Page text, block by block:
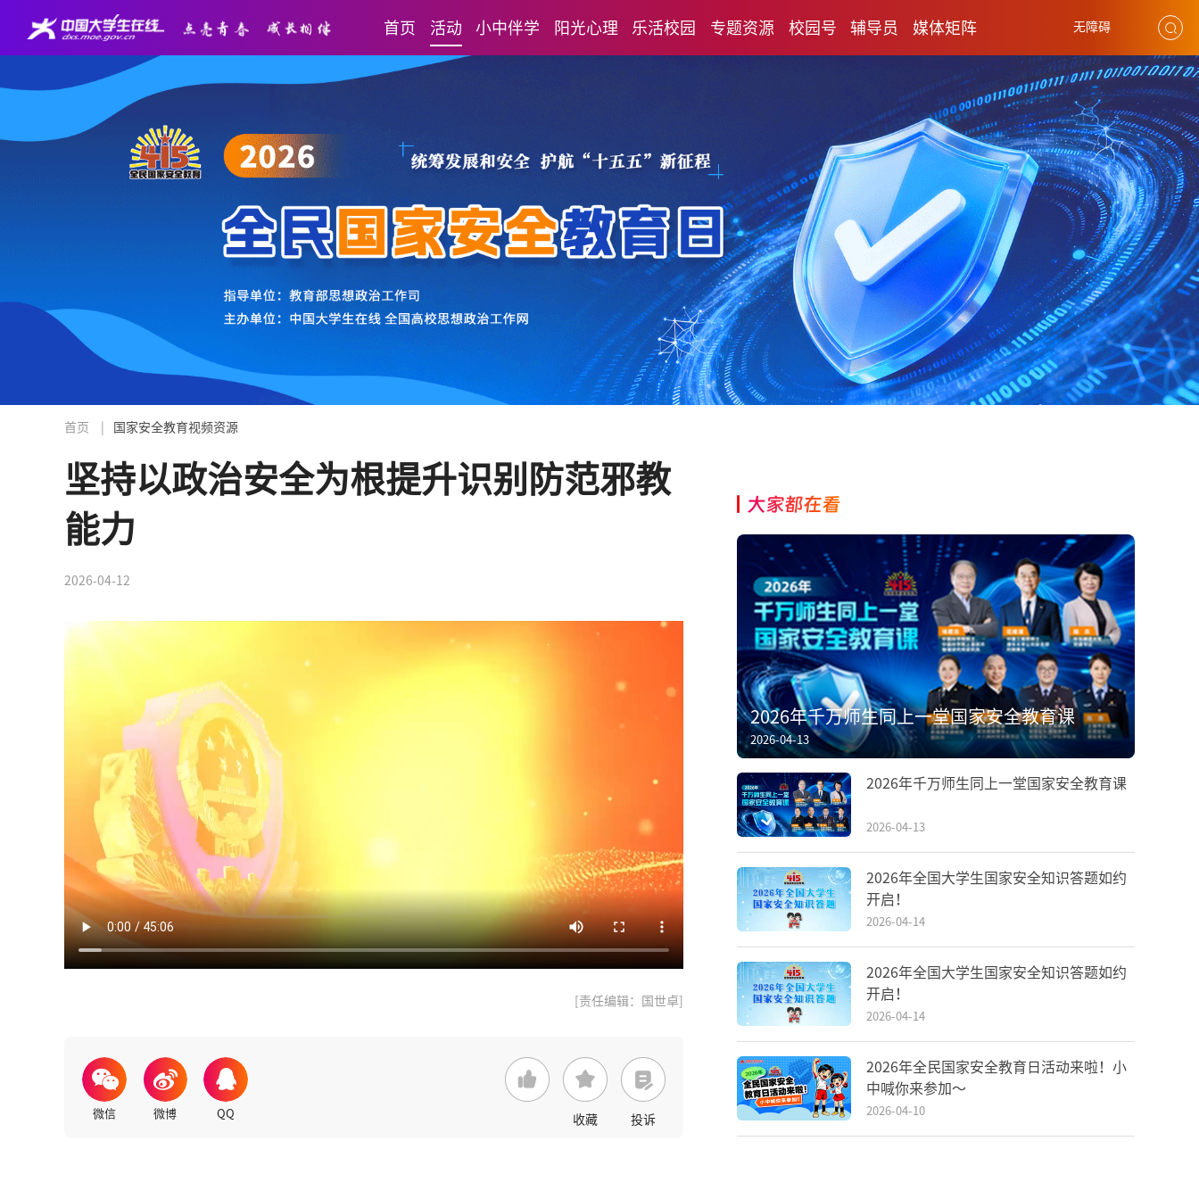
首页 活动 小中伴学 阳光心理 乐活校园 专题资源 校园号 辅导员 媒体矩阵 无障碍
首页 国家安全教育视频资源
坚持以政治安全为根提升识别防范邪教
能力
2026-04-12
[责任编辑：国世卓]
收藏 投诉
大家都在看
2026年千万师生同上一堂国家安全教育课
2026-04-13
2026年千万师生同上一堂国家安全教育课
2026-04-13
2026年全国大学生国家安全知识答题如约
开启！
2026-04-14
2026年全国大学生国家安全知识答题如约
开启！
2026-04-14
2026年全民国家安全教育日活动来啦！小
中喊你来参加～
2026-04-10